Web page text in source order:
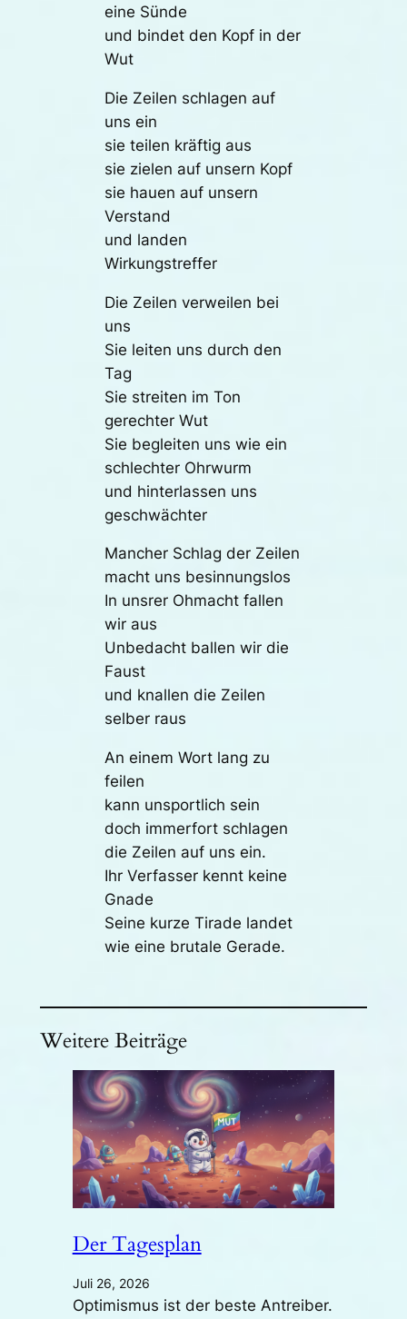
eine Sünde
und bindet den Kopf in der
Wut
Die Zeilen schlagen auf
uns ein
sie teilen kräftig aus
sie zielen auf unsern Kopf
sie hauen auf unsern
Verstand
und landen
Wirkungstreffer
Die Zeilen verweilen bei
uns
Sie leiten uns durch den
Tag
Sie streiten im Ton
gerechter Wut
Sie begleiten uns wie ein
schlechter Ohrwurm
und hinterlassen uns
geschwächter
Mancher Schlag der Zeilen
macht uns besinnungslos
In unsrer Ohmacht fallen
wir aus
Unbedacht ballen wir die
Faust
und knallen die Zeilen
selber raus
An einem Wort lang zu
feilen
kann unsportlich sein
doch immerfort schlagen
die Zeilen auf uns ein.
Ihr Verfasser kennt keine
Gnade
Seine kurze Tirade landet
wie eine brutale Gerade.
Weitere Beiträge
Der Tagesplan
Juli 26, 2026
Optimismus ist der beste Antreiber.